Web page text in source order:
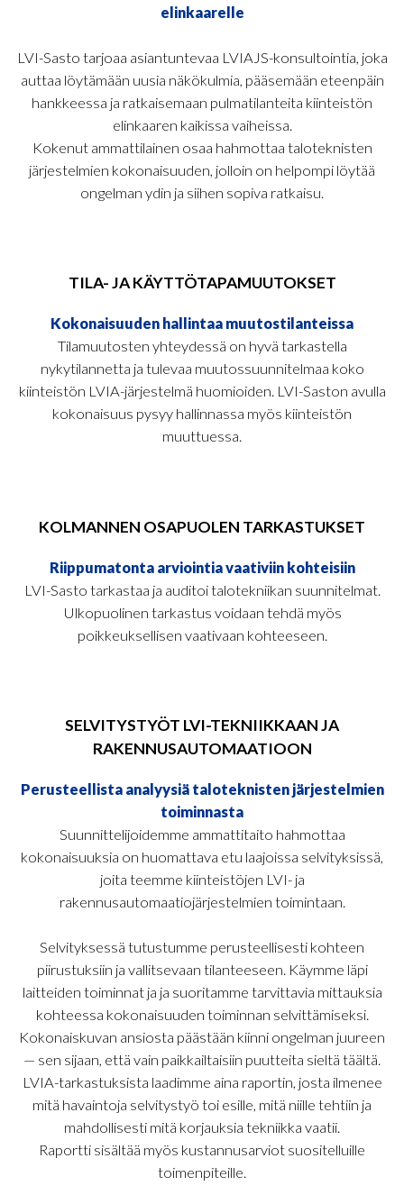
elinkaarelle
LVI-Sasto tarjoaa asiantuntevaa LVIAJS-konsultointia, joka
auttaa löytämään uusia näkökulmia, pääsemään eteenpäin
hankkeessa ja ratkaisemaan pulmatilanteita kiinteistön
elinkaaren kaikissa vaiheissa.
Kokenut ammattilainen osaa hahmottaa taloteknisten
järjestelmien kokonaisuuden, jolloin on helpompi löytää
ongelman ydin ja siihen sopiva ratkaisu.
TILA- JA KÄYTTÖTAPAMUUTOKSET
Kokonaisuuden hallintaa muutostilanteissa
Tilamuutosten yhteydessä on hyvä tarkastella
nykytilannetta ja tulevaa muutossuunnitelmaa koko
kiinteistön LVIA-järjestelmä huomioiden. LVI-Saston avulla
kokonaisuus pysyy hallinnassa myös kiinteistön
muuttuessa.
KOLMANNEN OSAPUOLEN TARKASTUKSET
Riippumatonta arviointia vaativiin kohteisiin
LVI-Sasto tarkastaa ja auditoi talotekniikan suunnitelmat.
Ulkopuolinen tarkastus voidaan tehdä myös
poikkeuksellisen vaativaan kohteeseen.
SELVITYSTYÖT LVI-TEKNIIKKAAN JA
RAKENNUSAUTOMAATIOON
Perusteellista analyysiä taloteknisten järjestelmien
toiminnasta
Suunnittelijoidemme ammattitaito hahmottaa
kokonaisuuksia on huomattava etu laajoissa selvityksissä,
joita teemme kiinteistöjen LVI- ja
rakennusautomaatiojärjestelmien toimintaan.
Selvityksessä tutustumme perusteellisesti kohteen
piirustuksiin ja vallitsevaan tilanteeseen. Käymme läpi
laitteiden toiminnat ja ja suoritamme tarvittavia mittauksia
kohteessa kokonaisuuden toiminnan selvittämiseksi.
Kokonaiskuvan ansiosta päästään kiinni ongelman juureen
— sen sijaan, että vain paikkailtaisiin puutteita sieltä täältä.
LVIA-tarkastuksista laadimme aina raportin, josta ilmenee
mitä havaintoja selvitystyö toi esille, mitä niille tehtiin ja
mahdollisesti mitä korjauksia tekniikka vaatii.
Raportti sisältää myös kustannusarviot suositelluille
toimenpiteille.